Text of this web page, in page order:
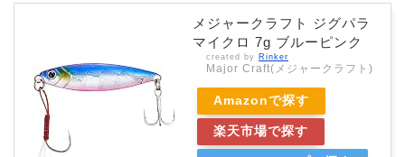
メジャークラフト ジグパラ
マイクロ 7g ブルーピンク
created by Rinker
Major Craft(メジャークラフト)
Amazonで探す
楽天市場で探す